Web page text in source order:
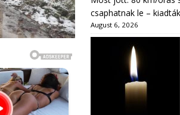
csaphatnak le –
August 6, 2026